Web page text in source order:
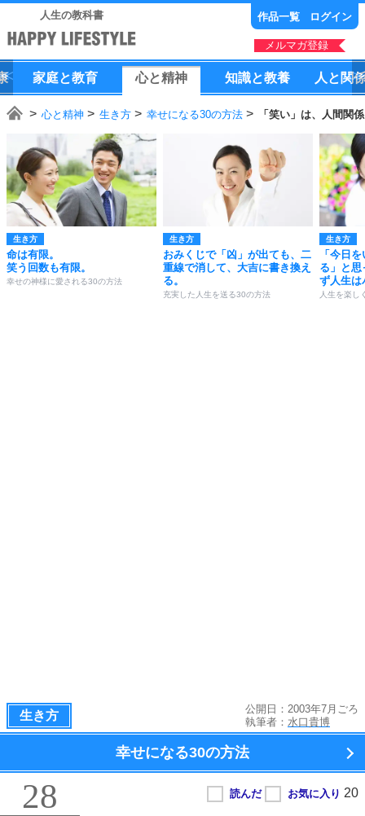
人生の教科書 作品一覧 ログイン
メルマガ登録
家庭と教育 心と精神 知識と教養 人 と 関
心と精神 生き方 幸せになる30の方法 「笑い」は、人間関
生き方
命は有限。
笑う回数も有限。
幸せの神様に愛される30の方法
生き方
おみくじで「凶」が出ても、二
重線で消して、大吉に書き換え
る。
充実した人生を送る30の方法
生き方
「今日
る」と
ず人生は
人生を楽し
生き方
公開日：2003年7月ごろ
執筆者： 水口貴博
幸せになる30の方法
28